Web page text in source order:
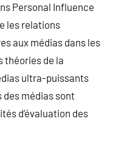
Personal Influence
les relations
aux médias dans les
théories de la
ultra-puissants
médias sont
d’évaluation des